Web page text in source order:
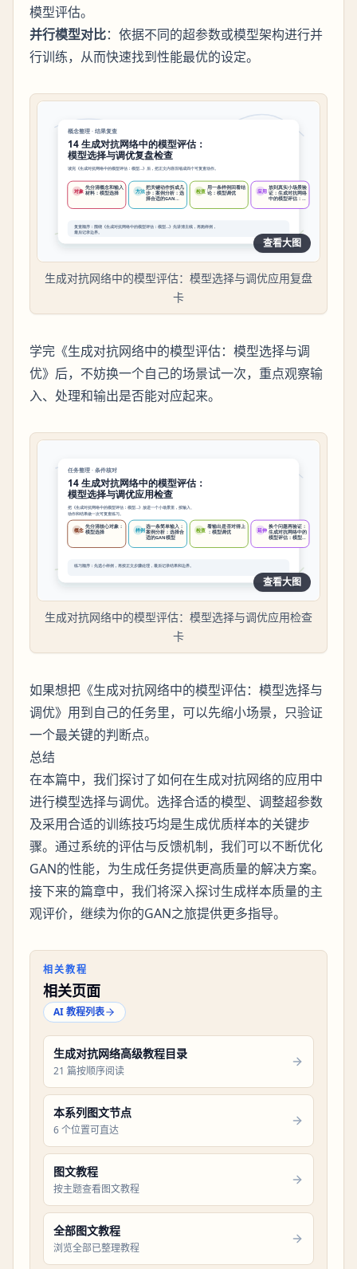
模型评估。
并行模型对比：依据不同的超参数或模型架构进行并
行训练，从而快速找到性能最优的设定。
查看大图
生成对抗网络中的模型评估：模型选择与调优应用复盘
卡
学完《生成对抗网络中的模型评估：模型选择与调
优》后，不妨换一个自己的场景试一次，重点观察输
入、处理和输出是否能对应起来。
查看大图
生成对抗网络中的模型评估：模型选择与调优应用检查
卡
如果想把《生成对抗网络中的模型评估：模型选择与
调优》用到自己的任务里，可以先缩小场景，只验证
一个最关键的判断点。
总结
在本篇中，我们探讨了如何在生成对抗网络的应用中
进行模型选择与调优。选择合适的模型、调整超参数
及采用合适的训练技巧均是生成优质样本的关键步
骤。通过系统的评估与反馈机制，我们可以不断优化
GAN的性能，为生成任务提供更高质量的解决方案。
接下来的篇章中，我们将深入探讨生成样本质量的主
观评价，继续为你的GAN之旅提供更多指导。
相关教程
相关页面
AI 教程列表
生成对抗网络高级教程目录
21 篇按顺序阅读
本系列图文节点
6 个位置可直达
图文教程
按主题查看图文教程
全部图文教程
浏览全部已整理教程